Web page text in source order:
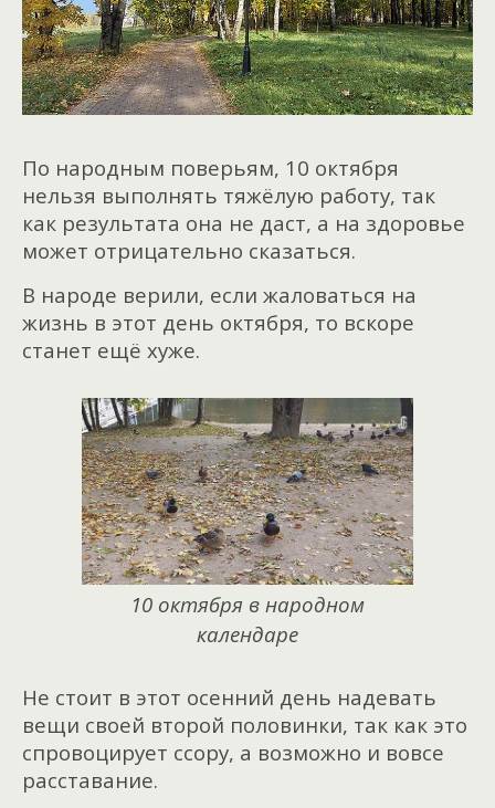
По народным поверьям, 10 октября
нельзя выполнять тяжёлую работу, так
как результата она не даст, а на здоровье
может отрицательно сказаться.
В народе верили, если жаловаться на
жизнь в этот день октября, то вскоре
станет ещё хуже.
10 октября в народном
календаре
Не стоит в этот осенний день надевать
вещи своей второй половинки, так как это
спровоцирует ссору, а возможно и вовсе
расставание.